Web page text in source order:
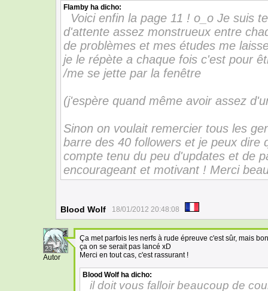
Flamby ha dicho:
Voici enfin la page 11 ! o_o Je suis
d'attente assez monstrueux entre
de problèmes et mes études me
je le répète a chaque fois c'est pour
/me se jette par la fenêtre
(j'espère quand même avoir assez
Sinon on voulait remercier tous les
barre des 40 followers et je peux dire
compte tenu du peu d'updates et de
encourageant et motivant ! Merci
Blood Wolf 18/01/2012 20:48:08
23
Autor
Ça met parfois les nerfs à rude épreuve c'est sûr, mais
ça on se serait pas lancé xD
Merci en tout cas, c'est rassurant !
Blood Wolf ha dicho:
il doit vous falloir beaucoup de